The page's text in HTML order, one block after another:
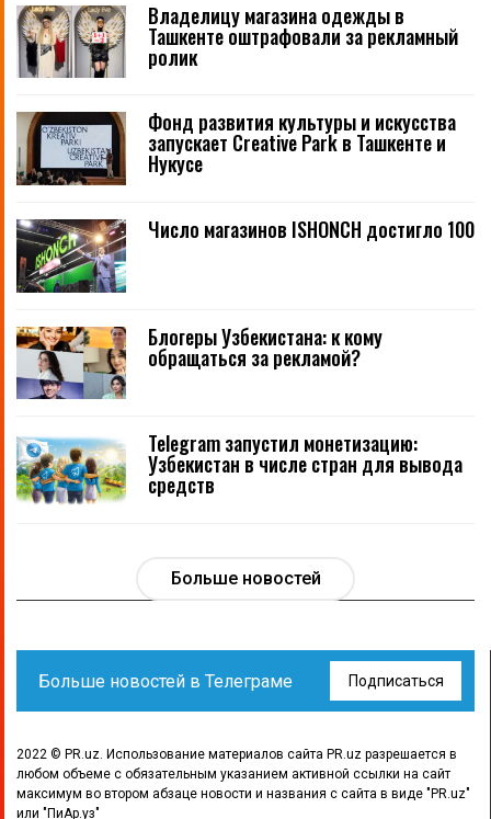
Владелицу магазина одежды в
Ташкенте оштрафовали за рекламный
ролик
Фонд развития культуры и искусства
запускает Creative Park в Ташкенте и
Нукусе
Число магазинов ISHONCH достигло 100
Блогеры Узбекистана: к кому
обращаться за рекламой?
Telegram запустил монетизацию:
Узбекистан в числе стран для вывода
средств
Больше новостей
Больше новостей в Телеграме Подписаться
2022 © PR.uz. Использование материалов сайта PR.uz разрешается в
любом объеме с обязательным указанием активной ссылки на сайт
максимум во втором абзаце новости и названия с сайта в виде "PR.uz"
или "ПиАр.уз"